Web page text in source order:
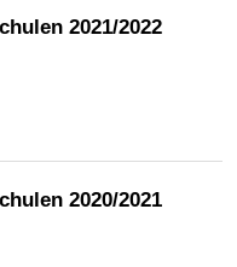
2021/2022
2020/2021